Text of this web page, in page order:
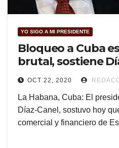
YO SIGO A MI PRESIDENTE
Bloqueo a Cuba
brutal, sostiene
OCT 22, 2020
La Habana, Cuba: El
Díaz-Canel, sostuvo hoy
comercial y financiero de